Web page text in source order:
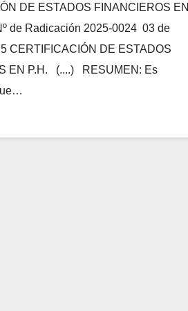
DE ESTADOS FINANCIEROS EN
de Radicación 2025-0024 03 de
CERTIFICACIÓN DE ESTADOS
EN P.H. (....) RESUMEN: Es